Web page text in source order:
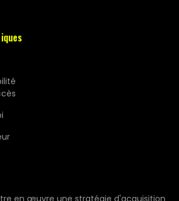
en œuvre une stratégie d'acquisition